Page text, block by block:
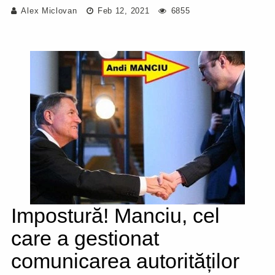
Alex Miclovan Feb 12, 2021 6855
Impostură! Manciu, cel
care a gestionat
comunicarea autorităților